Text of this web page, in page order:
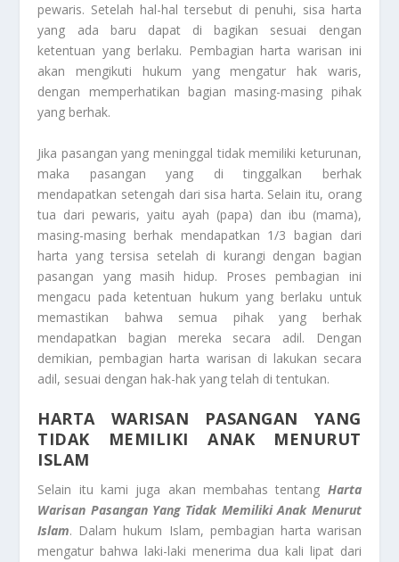
pewaris. Setelah hal-hal tersebut di penuhi, sisa harta
yang ada baru dapat di bagikan sesuai dengan
ketentuan yang berlaku. Pembagian harta warisan ini
akan mengikuti hukum yang mengatur hak waris,
dengan memperhatikan bagian masing-masing pihak
yang berhak.
Jika pasangan yang meninggal tidak memiliki keturunan,
maka pasangan yang di tinggalkan berhak
mendapatkan setengah dari sisa harta. Selain itu, orang
tua dari pewaris, yaitu ayah (papa) dan ibu (mama),
masing-masing berhak mendapatkan 1/3 bagian dari
harta yang tersisa setelah di kurangi dengan bagian
pasangan yang masih hidup. Proses pembagian ini
mengacu pada ketentuan hukum yang berlaku untuk
memastikan bahwa semua pihak yang berhak
mendapatkan bagian mereka secara adil. Dengan
demikian, pembagian harta warisan di lakukan secara
adil, sesuai dengan hak-hak yang telah di tentukan.
HARTA WARISAN PASANGAN YANG
TIDAK MEMILIKI ANAK MENURUT
ISLAM
Selain itu kami juga akan membahas tentang Harta
Warisan Pasangan Yang Tidak Memiliki Anak Menurut
Islam. Dalam hukum Islam, pembagian harta warisan
mengatur bahwa laki-laki menerima dua kali lipat dari